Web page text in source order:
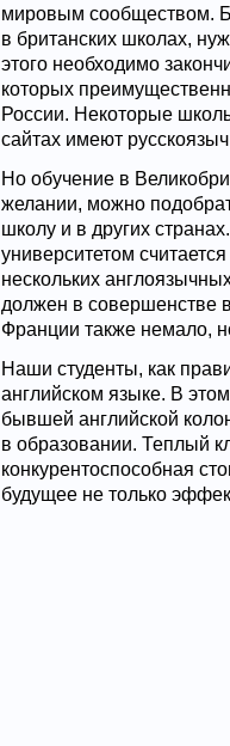
мировым сообществом.
в британских школах,
этого необходимо
которых
России. Некоторые
сайтах имеют
Но обучение в
желании, можно
школу и в других
университетом
нескольких
должен в совершенстве
Франции также немало,
Наши студенты, как
английском языке. В
бывшей английской
в образовании. Теплый
конкурентоспособная
будущее не только